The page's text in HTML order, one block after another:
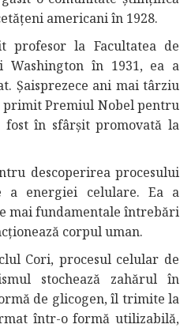
americani în 1928.
profesor la Facultatea de
Washington în 1931, ea a
Șaisprezece ani mai târziu
primit Premiul Nobel pentru
fost în sfârșit promovată la
descoperirea procesului
a energiei celulare. Ea a
mai fundamentale întrebări
corpul uman.
Cori, procesul celular de
stochează zahărul în
de glicogen, îl trimite la
într-o formă utilizabilă,